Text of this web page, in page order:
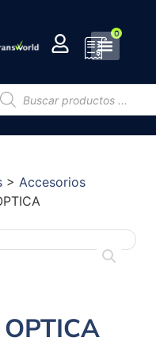
0
> Accesorios